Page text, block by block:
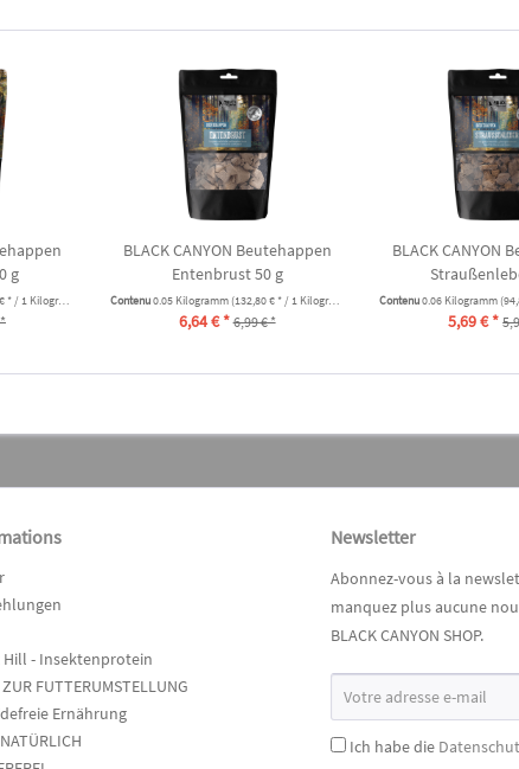
g
/ 1 Kilogramm)
BLACK CANYON Beutehappen
Entenbrust 50 g
Contenu0.05 Kilogramm(132,80 € * / 1 Kilogramm)
6,64 € * 6,99 € *
BLACK CANYON
Contenu0.06 Kilogramm
5,69 € *
Hill - Insektenprotein
FUTTERUMSTELLUNG
Ernährung
Newsletter
Abonnez-vous à la
manquez plus aucune
BLACK CANYON SHOP.
Ich habe die